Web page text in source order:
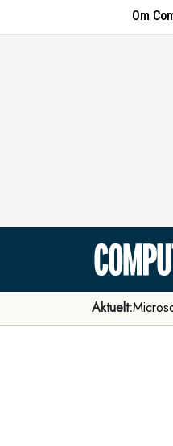
Om
Aktuelt: